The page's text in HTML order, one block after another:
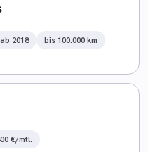
ab 2018 bis 100.000 km
€/mtl.